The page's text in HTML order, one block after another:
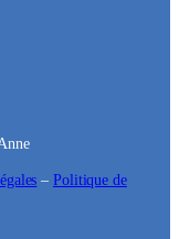
–Politique de